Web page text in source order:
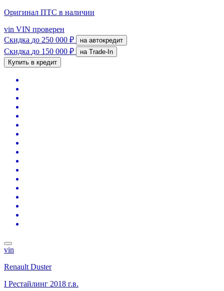
Оригинал ПТС в наличии
vin VIN проверен
Скидка до 250 000 ₽ на автокредит
Скидка до 150 000 ₽
на Trade-In
Купить в кредит
vin
Renault Duster
I Рестайлинг 2018 г.в.